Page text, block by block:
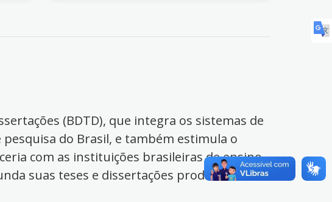
(BDTD), que integra os sistemas de
do Brasil, e também estimula o
com as instituições brasileiras de ensino
suas teses e dissertações produzidas no